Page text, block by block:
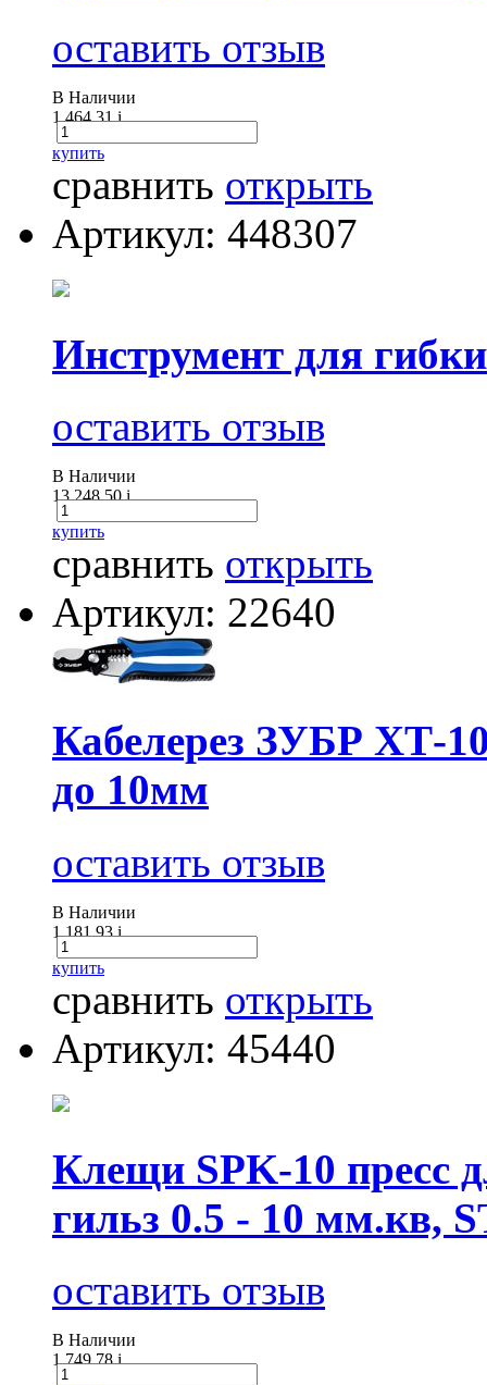
оставить отзыв
В Наличии
1 464.31i
купить
сравнить открыть
Артикул: 448307
Инструмент для
оставить отзыв
В Наличии
13 248.50i
купить
сравнить открыть
Артикул: 22640
Кабелерез ЗУБР ХТ-
до 10мм
оставить отзыв
В Наличии
1 181.93i
купить
сравнить открыть
Артикул: 45440
Клещи SPK-10 пресс
гильз 0.5 - 10 мм.кв,
оставить отзыв
В Наличии
1 749.78i